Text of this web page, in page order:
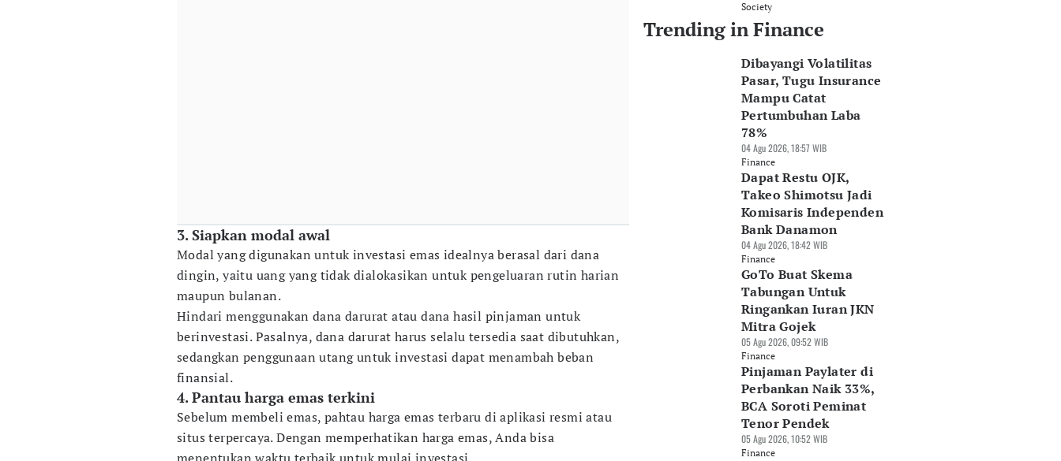
3. Siapkan modal awal
Modal yang digunakan untuk investasi emas idealnya berasal dari dana
dingin, yaitu uang yang tidak dialokasikan untuk pengeluaran rutin harian
maupun bulanan.
Hindari menggunakan dana darurat atau dana hasil pinjaman untuk
berinvestasi. Pasalnya, dana darurat harus selalu tersedia saat dibutuhkan,
sedangkan penggunaan utang untuk investasi dapat menambah beban
finansial.
4. Pantau harga emas terkini
Sebelum membeli emas, pahtau harga emas terbaru di aplikasi resmi atau
situs terpercaya. Dengan memperhatikan harga emas, Anda bisa
Society
Trending in Finance
Dibayangi Volatilitas
Pasar, Tugu Insurance
Mampu Catat
Pertumbuhan Laba
78%
04 Agu 2026, 18:57 WIB
Finance
Dapat Restu OJK,
Takeo Shimotsu Jadi
Komisaris Independen
Bank Danamon
04 Agu 2026, 18:42 WIB
Finance
GoTo Buat Skema
Tabungan Untuk
Ringankan Iuran JKN
Mitra Gojek
05 Agu 2026, 09:52 WIB
Finance
Pinjaman Paylater di
Perbankan Naik 33%,
BCA Soroti Peminat
Tenor Pendek
05 Agu 2026, 10:52 WIB
Finance